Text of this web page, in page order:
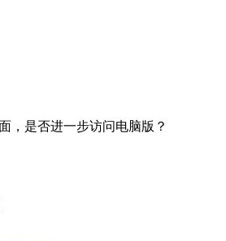
，是否进一步访问电脑版？